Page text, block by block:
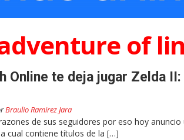
of
Online te deja jugar Zelda
Braulio Ramirez Jara
de sus seguidores por eso hoy
cual contiene títulos de la […]